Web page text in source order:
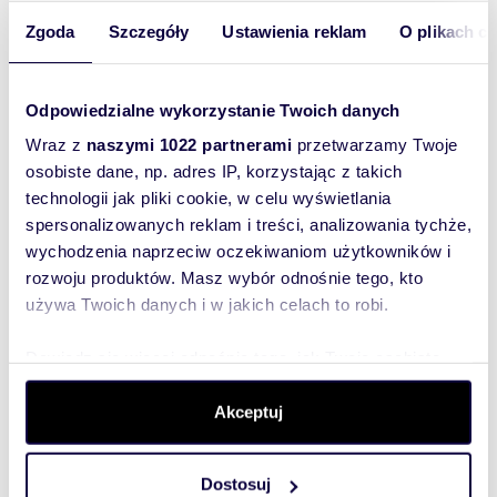
Zgoda Szczegóły Ustawienia reklam O plikach
Odpowiedzialne wykorzystanie Twoich danych
Wraz z naszymi 1022 partnerami przetwarzamy Twoje
osobiste dane, np. adres IP, korzystając z takich
technologii jak pliki cookie, w celu wyświetlania
spersonalizowanych reklam i treści, analizowania tychże,
wychodzenia naprzeciw oczekiwaniom użytkowników i
rozwoju produktów. Masz wybór odnośnie tego, kto
używa Twoich danych i w jakich celach to robi.
dane są przetwarzane oraz ustaw własne preferencje w
. W Deklaracji plików cookie możesz
zmienić lub wycofać swoją zgodę w dowolnej chwili.
Wykorzystujemy pliki cookie do spersonalizowania treści
Akceptuj
Dostosuj
Lokalizacja:
województwo:małopolskie
Krowodrzamiejscowość:Kraków
Piaszczysta
Podobne oferty w tej lokalizacji
WYRÓŻNIONE
12 184 zł/m